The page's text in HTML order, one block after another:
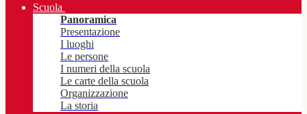
Scuola
Panoramica
Presentazione
I luoghi
Le persone
I numeri della scuola
Le carte della scuola
Organizzazione
La storia